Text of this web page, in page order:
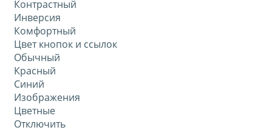
Контрастный
Инверсия
Комфортный
Цвет кнопок и ссылок
Обычный
Красный
Синий
Изображения
Цветные
Отключить